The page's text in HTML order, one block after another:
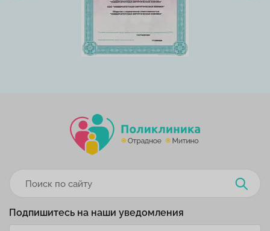
Подпишитесь на наши уведомления